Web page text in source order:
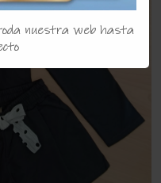
toda nuestra web hasta